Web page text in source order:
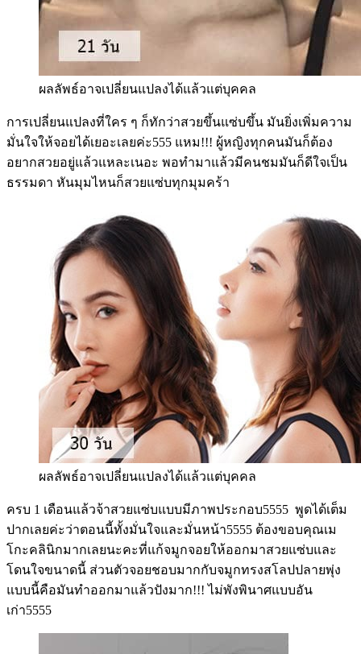
ผลลัพธ์อาจเปลี่ยนแปลงได้แล้วแต่บุคคล
การเปลี่ยนแปลงที่ใคร ๆ ก็ทักว่าสวยขึ้นแซ่บขึ้น มันยิ่งเพิ่มความ
มั่นใจให้จอยได้เยอะเลยค่ะ555 แหม!!! ผู้หญิงทุกคนมันก็ต้อง
อยากสวยอยู่แล้วแหละเนอะ พอทำมาแล้วมีคนชมมันก็ดีใจเป็น
ธรรมดา หันมุมไหนก็สวยแซ่บทุกมุมคร้า
ผลลัพธ์อาจเปลี่ยนแปลงได้แล้วแต่บุคคล
ครบ 1 เดือนแล้วจ้าสวยแซ่บแบบมีภาพประกอบ5555 พูดได้เต็ม
ปากเลยค่ะว่าตอนนี้ทั้งมั่นใจและมั่นหน้า5555 ต้องขอบคุณเม
โกะคลินิกมากเลยนะคะที่แก้จมูกจอยให้ออกมาสวยแซ่บและ
โดนใจขนาดนี้ ส่วนตัวจอยชอบมากกับจมูกทรงสโลปปลายพุ่ง
แบบนี้คือมันทำออกมาแล้วปังมาก!!! ไม่พังพินาศแบบอัน
เก่า5555